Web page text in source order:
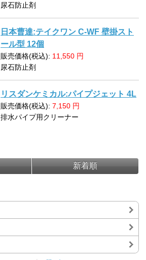
尿石防止剤
日本曹達:テイクワン C-WF 壁掛スト
ール型 12個
販売価格(税込): 11,550 円
尿石防止剤
リスダンケミカル:パイプジェット 4L
販売価格(税込): 7,150 円
排水パイプ用クリーナー
新着順